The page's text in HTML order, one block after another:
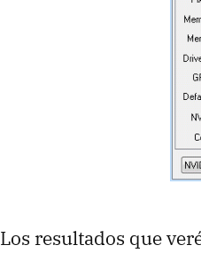
Los resultados que